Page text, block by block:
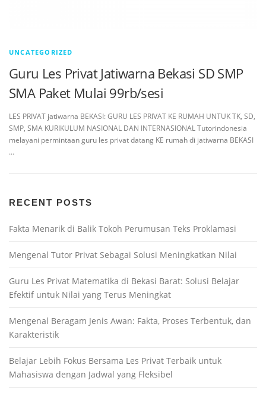
UNCATEGORIZED
Guru Les Privat Jatiwarna Bekasi SD SMP
SMA Paket Mulai 99rb/sesi
LES PRIVAT jatiwarna BEKASI: GURU LES PRIVAT KE RUMAH UNTUK TK, SD,
SMP, SMA KURIKULUM NASIONAL DAN INTERNASIONAL Tutorindonesia
melayani permintaan guru les privat datang KE rumah di jatiwarna BEKASI
…
RECENT POSTS
Fakta Menarik di Balik Tokoh Perumusan Teks Proklamasi
Mengenal Tutor Privat Sebagai Solusi Meningkatkan Nilai
Guru Les Privat Matematika di Bekasi Barat: Solusi Belajar
Efektif untuk Nilai yang Terus Meningkat
Mengenal Beragam Jenis Awan: Fakta, Proses Terbentuk, dan
Karakteristik
Belajar Lebih Fokus Bersama Les Privat Terbaik untuk
Mahasiswa dengan Jadwal yang Fleksibel